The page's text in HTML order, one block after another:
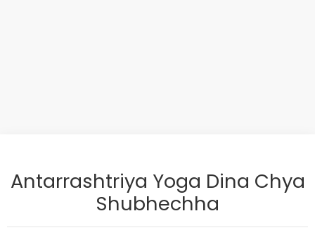
Antarrashtriya Yoga Dina Chya
Shubhechha